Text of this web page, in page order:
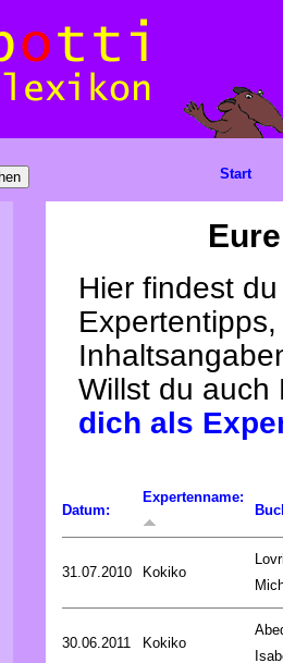
Hier findest
Willst du
dich als
Datum:
Expertenname:
31.07.2010 Kokiko
30.06.2011 Kokiko
Start